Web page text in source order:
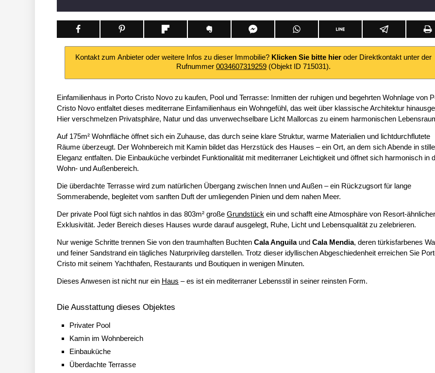
Kontakt zum Anbieter oder weitere Infos zu dieser Immobilie? Klicken Sie bitte hier oder Direktkontakt unter der
Rufnummer 0034607319259 (Objekt ID 715031).
Einfamilienhaus in Porto Cristo Novo zu kaufen, Pool und Terrasse: Inmitten der ruhigen und begehrten Wohnlage von
Cristo Novo entfaltet dieses mediterrane Einfamilienhaus ein Wohngefühl, das weit über klassische Architektur
Hier verschmelzen Privatsphäre, Natur und das unverwechselbare Licht Mallorcas zu einem harmonischen
Auf 175m² Wohnfläche öffnet sich ein Zuhause, das durch seine klare Struktur, warme Materialien und lichtdurchflutete
Räume überzeugt. Der Wohnbereich mit Kamin bildet das Herzstück des Hauses – ein Ort, an dem sich Abende in
Eleganz entfalten. Die Einbauküche verbindet Funktionalität mit mediterraner Leichtigkeit und öffnet sich harmonisch in
Wohn- und Außenbereich.
Die überdachte Terrasse wird zum natürlichen Übergang zwischen Innen und Außen – ein Rückzugsort für lange
Sommerabende, begleitet vom sanften Duft der umliegenden Pinien und dem nahen Meer.
Der private Pool fügt sich nahtlos in das 803m² große Grundstück ein und schafft eine Atmosphäre von Resort-ähnlicher
Exklusivität. Jeder Bereich dieses Hauses wurde darauf ausgelegt, Ruhe, Licht und Lebensqualität zu zelebrieren.
Nur wenige Schritte trennen Sie von den traumhaften Buchten Cala Anguilaund Cala Mendia, deren türkisfarbenes
und feiner Sandstrand ein tägliches Naturprivileg darstellen. Trotz dieser idyllischen Abgeschiedenheit erreichen Sie
Cristo mit seinem Yachthafen, Restaurants und Boutiquen in wenigen Minuten.
Dieses Anwesen ist nicht nur ein Haus – es ist ein mediterraner Lebensstil in seiner reinsten Form.
Die Ausstattung dieses Objektes
Privater Pool
Kamin im Wohnbereich
Einbauküche
Überdachte Terrasse